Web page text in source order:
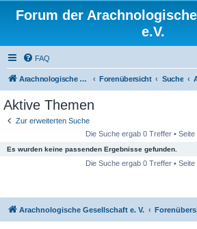
Forum der
e.V.
FAQ
Arachnologische Gesellschaft e. V. Forenübersicht Suche
Aktive Themen
Zur erweiterten Suche
Die Suche ergab 0 Treffer • Seite
Es wurden keine passenden Ergebnisse gefunden.
Die Suche ergab 0 Treffer • Seite
Arachnologische Gesellschaft e. V.